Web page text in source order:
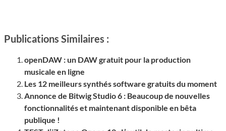
Publications Similaires :
openDAW : un DAW gratuit pour la production
musicale en ligne
Les 12 meilleurs synthés software gratuits du moment
Annonce de Bitwig Studio 6 : Beaucoup de nouvelles
fonctionnalités et maintenant disponible en bêta
publique !